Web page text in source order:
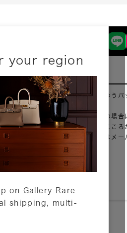
your region
on Gallery Rare
shipping, multi-
配送について
配送業者：佐川急便・ゆうパ
ご注文確認（銀行振込の場
営業日以内のご出荷をこころ
が一出荷が遅れる場合はメ
詳しくはこちら